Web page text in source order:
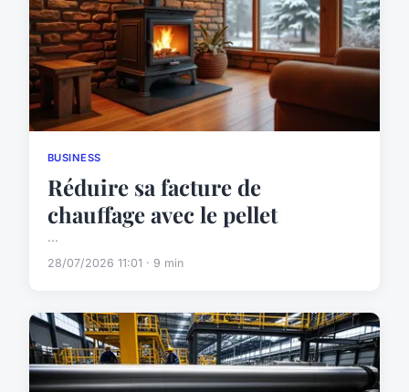
BUSINESS
Réduire sa facture de
chauffage avec le pellet
...
28/07/2026 11:01 · 9 min